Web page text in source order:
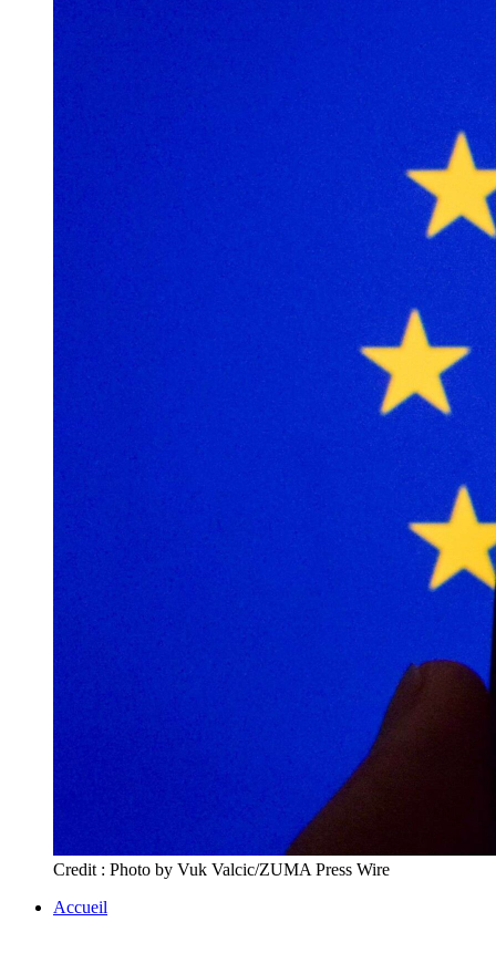
Credit : Photo by Vuk Valcic/ZUMA Press Wire
Accueil